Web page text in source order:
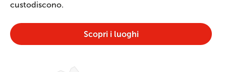
custodiscono.
Scopri i luoghi